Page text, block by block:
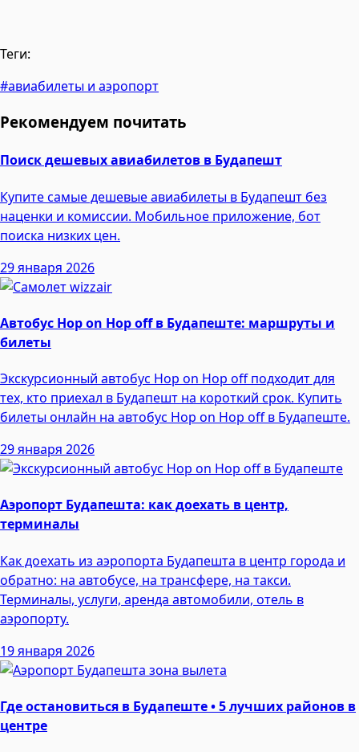
Теги:
#авиабилеты и аэропорт
Рекомендуем почитать
Поиск дешевых авиабилетов в Будапешт
Купите самые дешевые авиабилеты в Будапешт без
наценки и комиссии. Мобильное приложение, бот
поиска низких цен.
29 января 2026
Автобус Hop on Hop off в Будапеште: маршруты и
билеты
Экскурсионный автобус Hop on Hop off подходит для
тех, кто приехал в Будапешт на короткий срок. Купить
билеты онлайн на автобус Hop on Hop off в Будапеште.
29 января 2026
Аэропорт Будапешта: как доехать в центр,
терминалы
Как доехать из аэропорта Будапешта в центр города и
обратно: на автобусе, на трансфере, на такси.
Терминалы, услуги, аренда автомобили, отель в
аэропорту.
19 января 2026
Где остановиться в Будапеште • 5 лучших районов в
центре